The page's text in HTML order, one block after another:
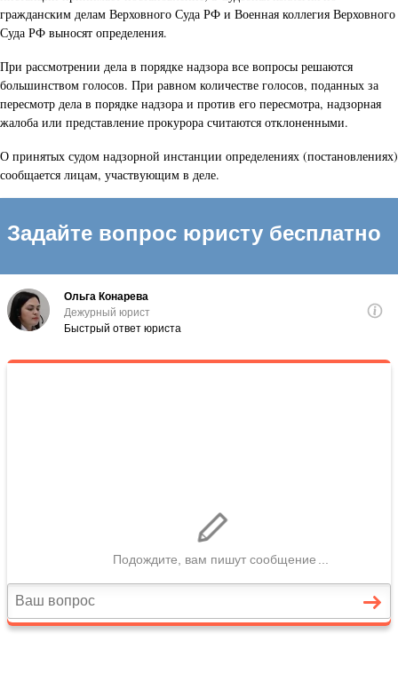
гражданским делам Верховного Суда РФ и Военная коллегия Верховного
Суда РФ выносят определения.
При рассмотрении дела в порядке надзора все вопросы решаются
большинством голосов. При равном количестве голосов, поданных за
пересмотр дела в порядке надзора и против его пересмотра, надзорная
жалоба или представление прокурора считаются отклоненными.
О принятых судом надзорной инстанции определениях (постановлениях)
сообщается лицам, участвующим в деле.